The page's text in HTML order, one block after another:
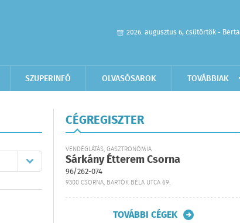
2026. augusztus 6, csütörtök - Berta
SZUPERINFÓ OLVASÓSAROK TOVÁBBIAK
CÉGREGISZTER
VENDÉGLÁTÁS, GASZTRONÓMIA
Sárkány Étterem Csorna
96/262-074
9300 CSORNA, BARTÓK BÉLA UTCA 69.
TOVÁBBI CÉGEK